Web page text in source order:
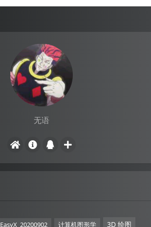
无语
EasyX_20200902 计算机图形学 3D 绘图